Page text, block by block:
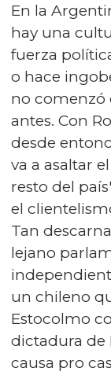
En la
hay una
fuerza
o hace
no comenzó
antes. Con
desde
va a asaltar
resto del
el
Tan
lejano
un chileno
Estocolmo
dictadura de
causa pro